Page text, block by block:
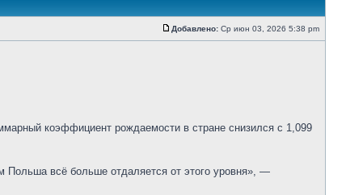
Добавлено: Ср июн 03, 2026 5:38 pm
коэффициент рождаемости в стране снизился с 1,099
всё больше отдаляется от этого уровня», —